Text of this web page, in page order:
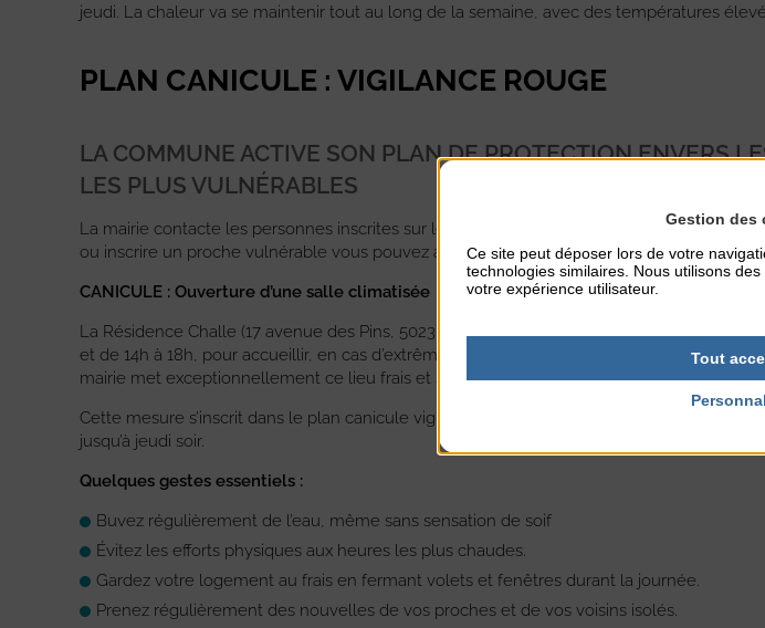
jeudi. La chaleur va se maintenir tout au long de la semaine, avec des températures
PLAN CANICULE : VIGILANCE ROUGE
LA COMMUNE ACTIVE SON PLAN DE PROTECTION ENVERS
LES PLUS VULNÉRABLES
La mairie contacte les personnes inscrites sur le registre des personnes vulnérables du
ou inscrire un proche vulnérable vous pouvez appeler le service social au 02 33 47 28 06.
CANICULE : Ouverture d’une salle climatisée
La Résidence Challe (17 avenue des Pins, 50230 Agon-Coutainville) sera ouverte jusqu’au
et de 14h à 18h, pour accueillir, en cas d’extrême nécessité, les personnes les plus
mairie met exceptionnellement ce lieu frais et sécurisé à leur disposition pendant cette
Cette mesure s’inscrit dans le plan canicule vigilance rouge arrêté préfectoral dans la
jusqu’à jeudi soir.
Quelques gestes essentiels :
Buvez régulièrement de l’eau, même sans sensation de soif
Évitez les efforts physiques aux heures les plus chaudes.
Gardez votre logement au frais en fermant volets et fenêtres durant la journée.
Prenez régulièrement des nouvelles de vos proches et de vos voisins isolés.
Gestion des
Ce site peut déposer lors de votre
technologies similaires. Nous utilisons
votre expérience utilisateur.
Tout